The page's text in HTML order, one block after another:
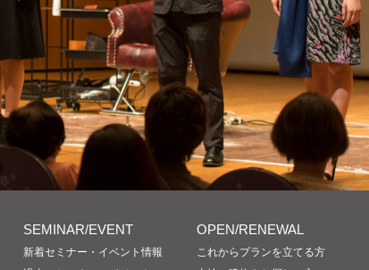
SEMINAR/EVENT
新着セミナー・イベント情報
OPEN/RENEWAL
これからプランを立てる方